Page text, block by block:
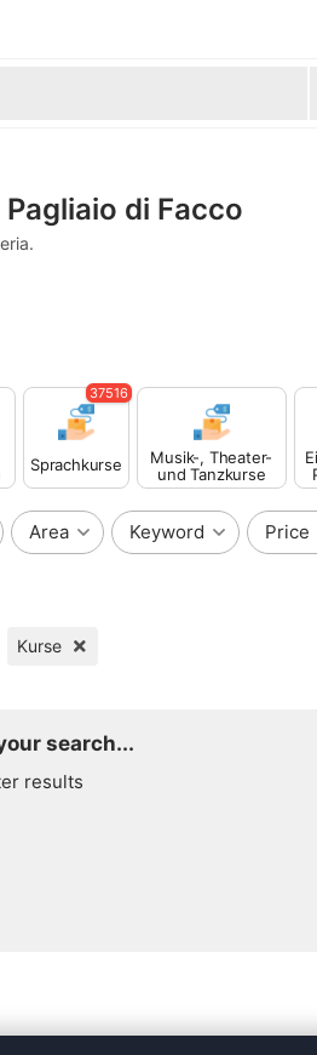
di Facco
Sprachkurse
37516
Musik-, Theater-
und Tanzkurse
Area Keyword Price
Kurse
search...
results